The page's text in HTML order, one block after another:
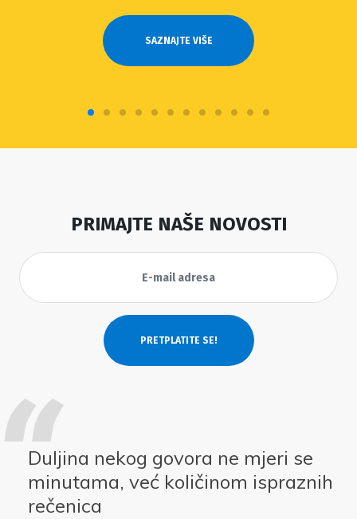
SAZNAJTE VIŠE
PRIMAJTE NAŠE NOVOSTI
Duljina nekog govora ne mjeri se
minutama, već količinom ispraznih
rečenica